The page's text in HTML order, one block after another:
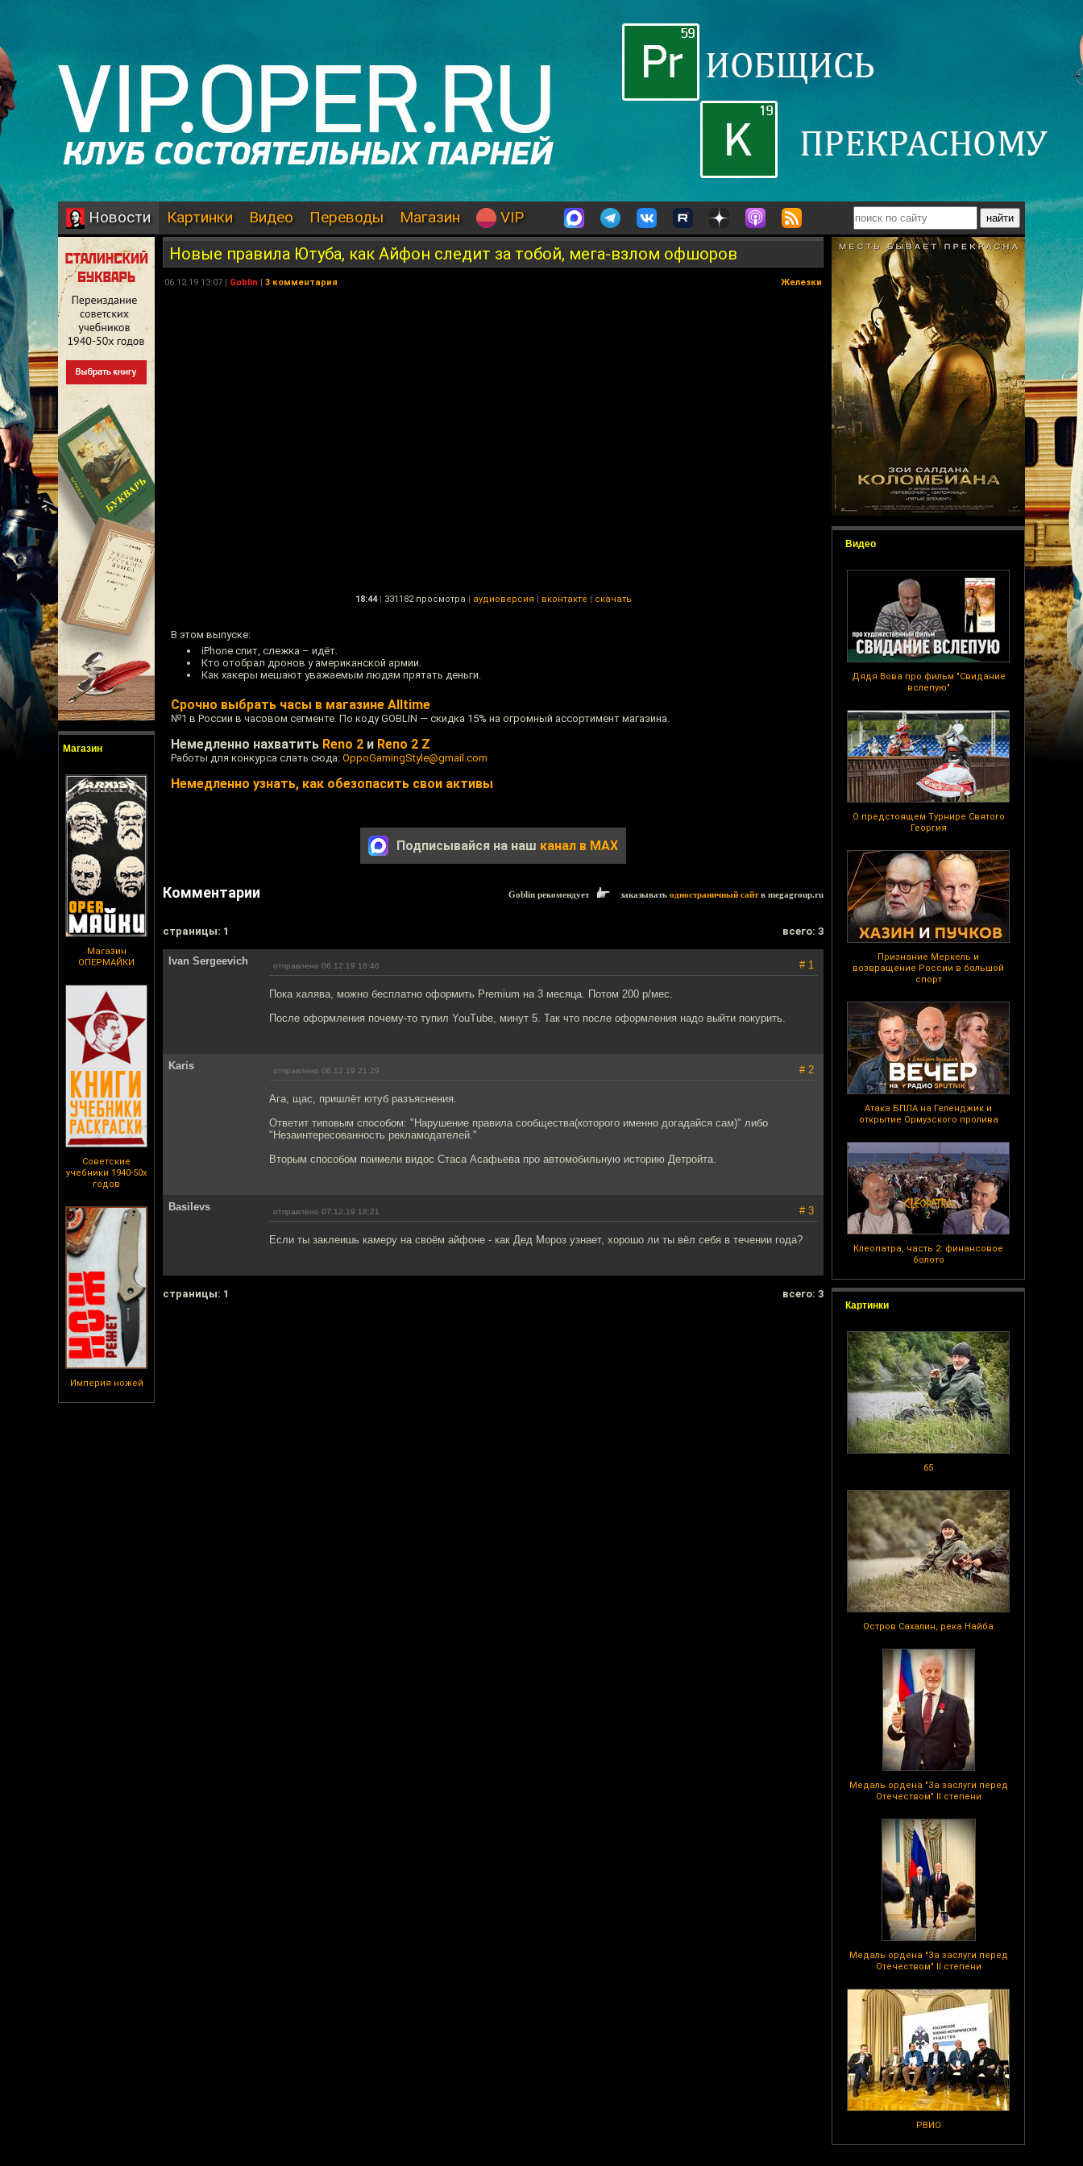
Новости Картинки Видео Переводы Магазин VIP
Магазин
Магазин
ОПЕРМАЙКИ
Советские
учебники 1940-50х
годов
Империя ножей
Видео
Дядя Вова про фильм "Свидание
вслепую"
О предстоящем Турнире Святого
Георгия
Признание Меркель и
возвращение России в большой
спорт
Атака БПЛА на Геленджик и
открытие Ормузского пролива
Клеопатра, часть 2: финансовое
болото
Картинки
65
Остров Сахалин, река Найба
Медаль ордена "За заслуги перед
Отечеством" II степени
Медаль ордена "За заслуги перед
Отечеством" II степени
РВИО
Новые правила Ютуба, как Айфон следит за тобой, мега-взлом офшоров
06.12.19 13:07 | Goblin | 3 комментария Железки
18:44 | 331182 просмотра | аудиоверсия | вконтакте | скачать
В этом выпуске:
iPhone спит, слежка – идёт.
Кто отобрал дронов у американской армии.
Как хакеры мешают уважаемым людям прятать деньги.
Срочно выбрать часы в магазине Alltime
№1 в России в часовом сегменте. По коду GOBLIN — скидка 15% на огромный ассортимент магазина.
Немедленно нахватить Reno 2 и Reno 2 Z
Работы для конкурса слать сюда: OppoGamingStyle@gmail.com
Немедленно узнать, как обезопасить свои активы
Подписывайся на наш канал в MAX
Комментарии Goblin рекомендует заказывать одностраничный сайтв megagroup.ru
cтраницы: 1 всего: 3
Ivan Sergeevich отправлено 06.12.19 18:46 # 1
Пока халява, можно бесплатно оформить Premium на 3 месяца. Потом 200 р/мес.
После оформления почему-то тупил YouTube, минут 5. Так что после оформления надо выйти покурить.
Karis отправлено 06.12.19 21:29 # 2
Ага, щас, пришлёт ютуб разъяснения.
Ответит типовым способом: "Нарушение правила сообщества(которого именно догадайся сам)" либо
"Незаинтересованность рекламодателей."
Вторым способом поимели видос Стаса Асафьева про автомобильную историю Детройта.
Basilevs отправлено 07.12.19 18:21 # 3
Если ты заклеишь камеру на своём айфоне - как Дед Мороз узнает, хорошо ли ты вёл себя в течении года?
cтраницы: 1 всего: 3